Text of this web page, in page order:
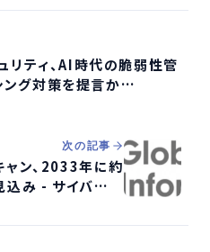
リティ、AI時代の脆弱性管
ング対策を提言か
次の記事
ン、2033年に約
み - サイバー脅